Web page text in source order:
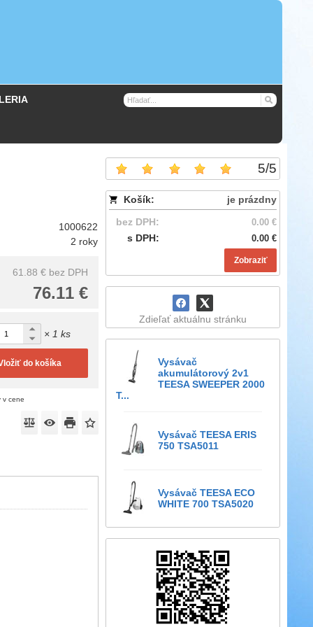
5/5
Košík:
je prázdny
bez DPH:
0.00 €
s DPH: 0.00 €
Zobraziť
Zdieľať aktuálnu stránku
Vysávač
akumulátorový 2v1
TEESA SWEEPER 2000
T...
Vysávač TEESA ERIS
750 TSA5011
Vysávač TEESA ECO
WHITE 700 TSA5020
1000622
2 roky
61.88 € bez DPH
76.11 €
× 1 ks
do košíka
v cene